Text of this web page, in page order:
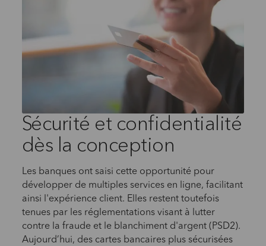
Sécurité et confidentialité
dès la conception
Les banques ont saisi cette opportunité pour
développer de multiples services en ligne, facilitant
ainsi l'expérience client. Elles restent toutefois
tenues par les réglementations visant à lutter
contre la fraude et le blanchiment d'argent (PSD2).
Aujourd’hui, des cartes bancaires plus sécurisées